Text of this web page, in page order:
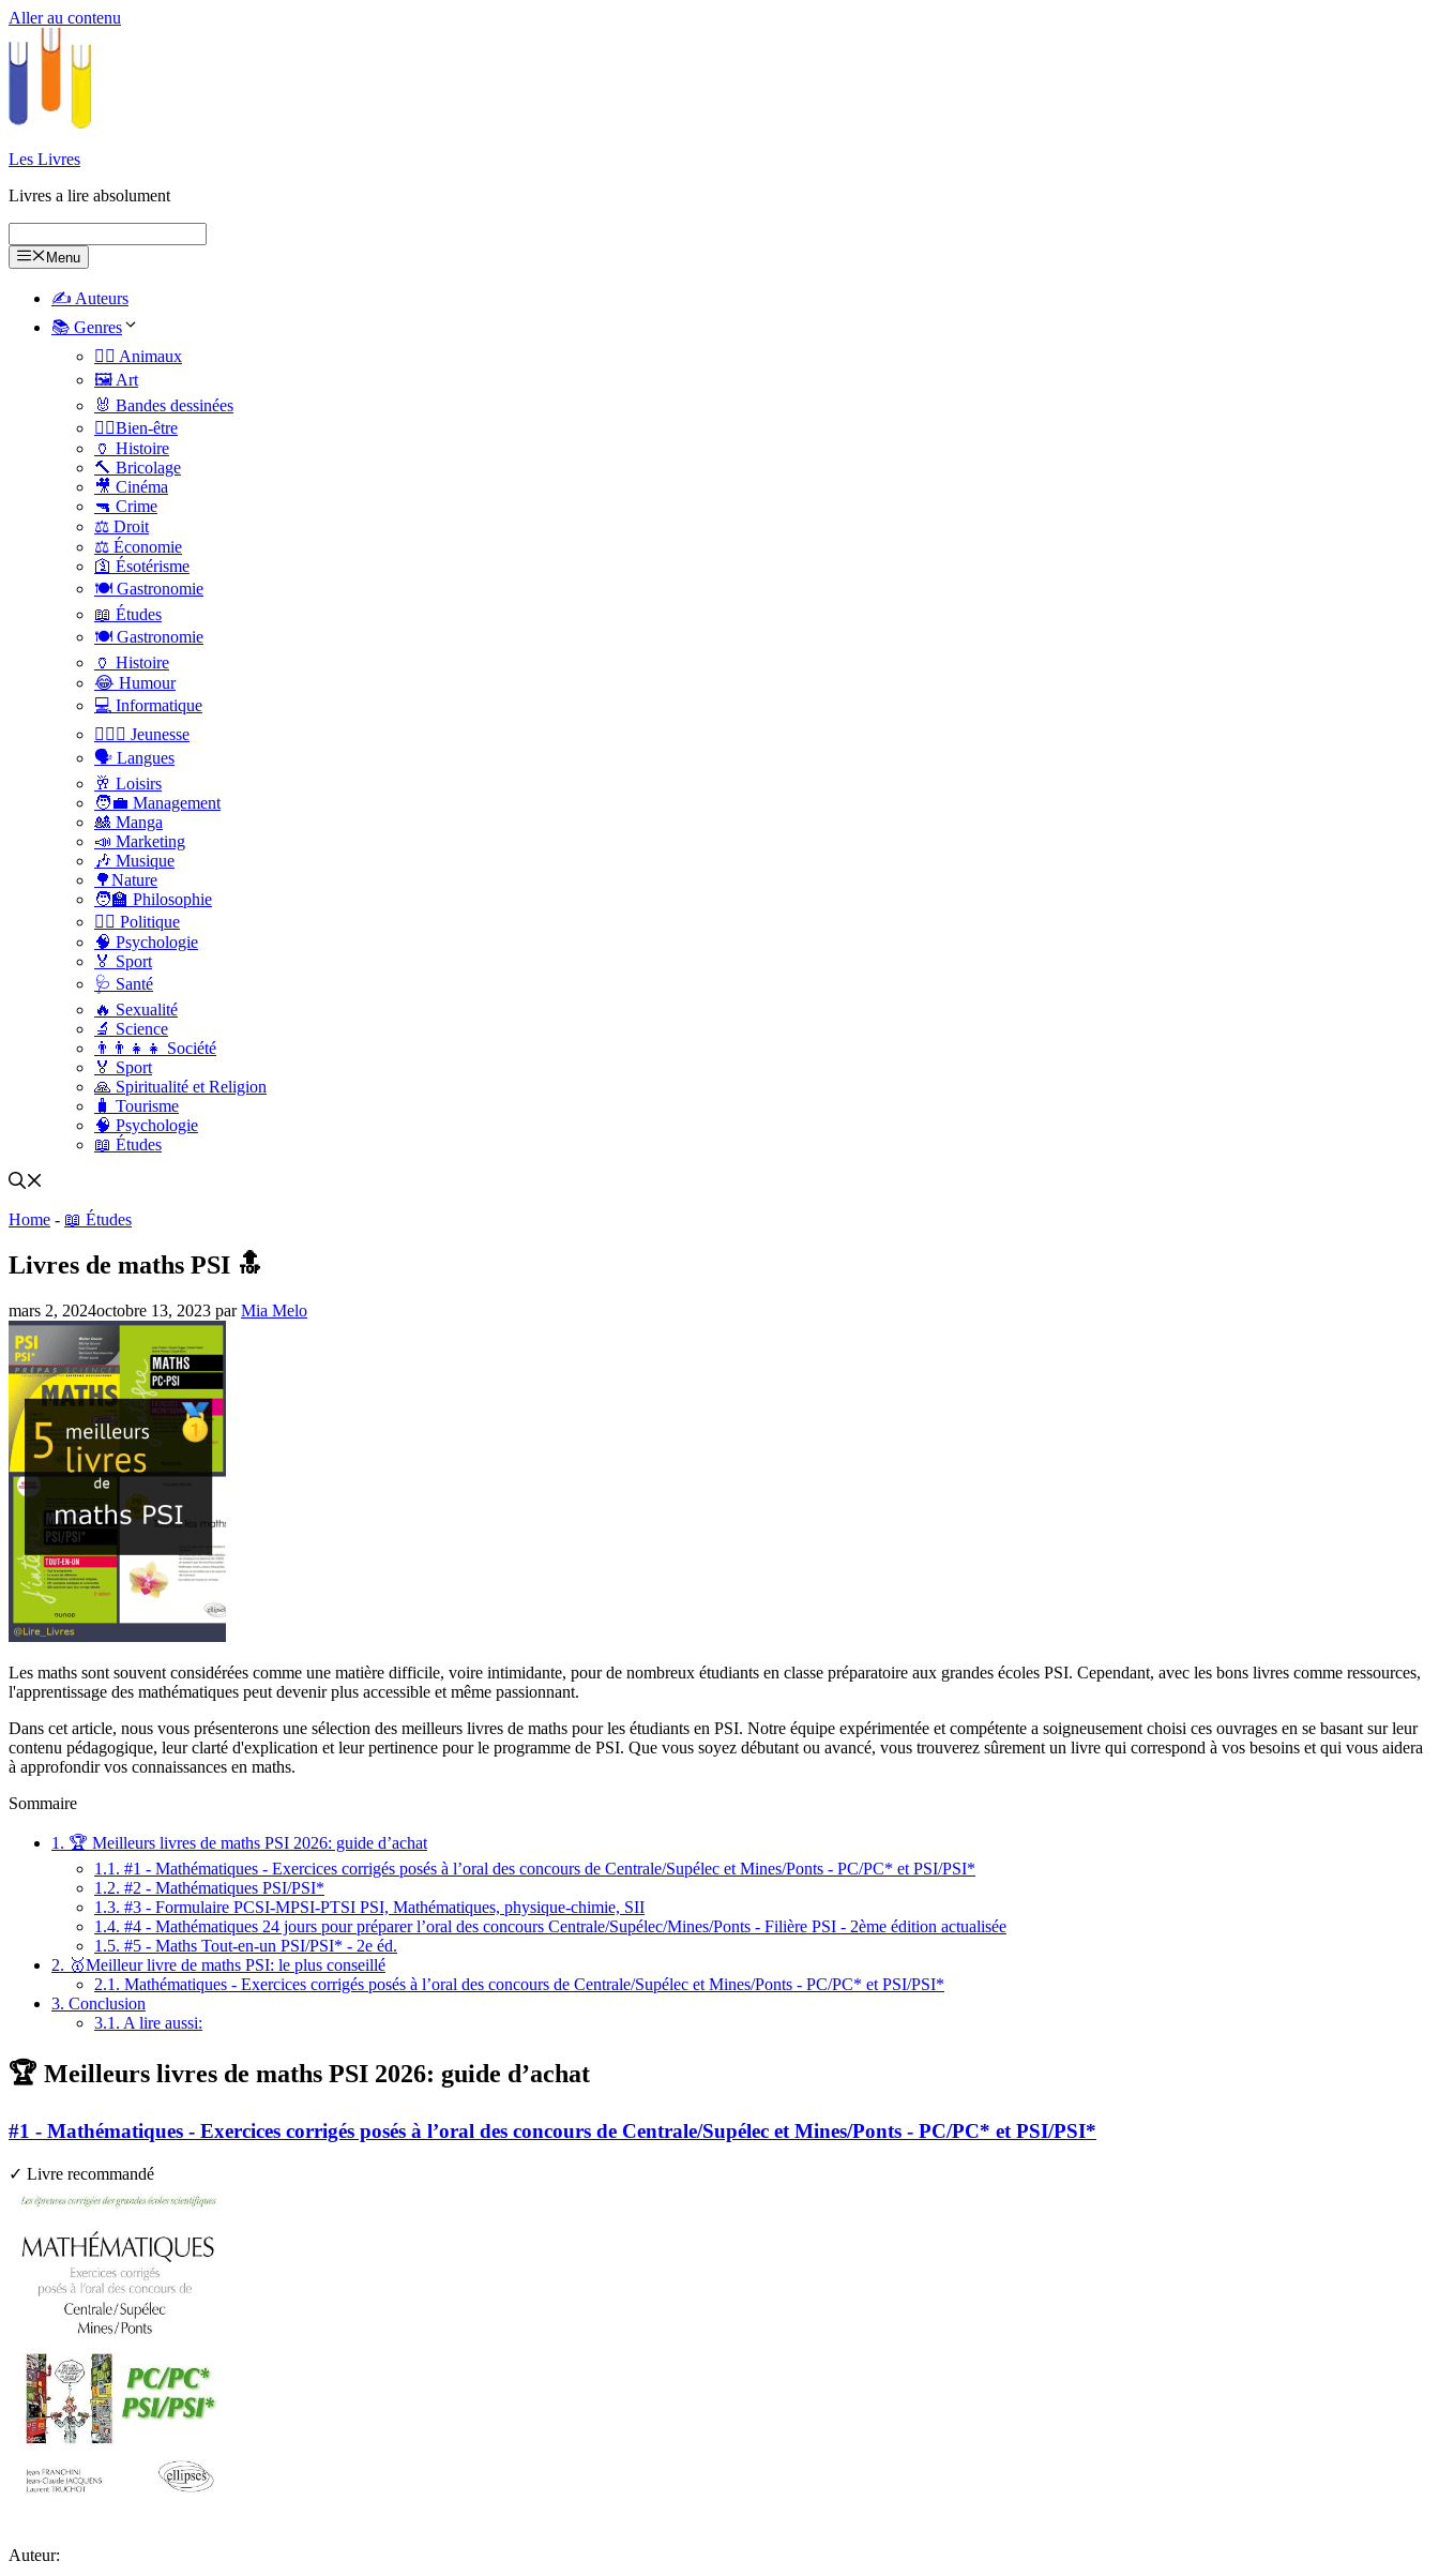
Aller au contenu
Les Livres
Livres a lire absolument
Menu
✍️ Auteurs
📚 Genres
🐕‍🦺 Animaux
🖼️ Art
🐰 Bandes dessinées
🧑‍⚕️Bien-être
🏺 Histoire
🔨 Bricolage
🎥 Cinéma
🔫 Crime
⚖️ Droit
⚖️ Économie
🛐 Ésotérisme
🍽️ Gastronomie
📖 Études
🍽️ Gastronomie
🏺 Histoire
😂 Humour
💻 Informatique
🤸🏽‍♀️ Jeunesse
🗣 Langues
🥂 Loisirs
🧑‍💼 Management
🎎 Manga
📣 Marketing
🎶 Musique
🌳Nature
🧑‍🏫 Philosophie
👨‍⚖️ Politique
🧠 Psychologie
🏅 Sport
🩺 Santé
🔥 Sexualité
🔬 Science
👨‍👨‍👧‍👧 Société
🏅 Sport
🙏 Spiritualité et Religion
🧳 Tourisme
🧠 Psychologie
📖 Études
Home - 📖 Études
Livres de maths PSI 🔝
mars 2, 2024octobre 13, 2023 parMia Melo
Les maths sont souvent considérées comme une matière difficile, voire intimidante, pour de nombreux étudiants en classe préparatoire aux grandes écoles PSI. Cependant, avec les bons livres comme ressources,
l'apprentissage des mathématiques peut devenir plus accessible et même passionnant.
Dans cet article, nous vous présenterons une sélection des meilleurs livres de maths pour les étudiants en PSI. Notre équipe expérimentée et compétente a soigneusement choisi ces ouvrages en se basant sur leur
contenu pédagogique, leur clarté d'explication et leur pertinence pour le programme de PSI. Que vous soyez débutant ou avancé, vous trouverez sûrement un livre qui correspond à vos besoins et qui vous aidera
à approfondir vos connaissances en maths.
Sommaire
1. 🏆 Meilleurs livres de maths PSI 2026: guide d’achat
1.1. #1 - Mathématiques - Exercices corrigés posés à l’oral des concours de Centrale/Supélec et Mines/Ponts - PC/PC* et PSI/PSI*
1.2. #2 - Mathématiques PSI/PSI*
1.3. #3 - Formulaire PCSI-MPSI-PTSI PSI, Mathématiques, physique-chimie, SII
1.4. #4 - Mathématiques 24 jours pour préparer l’oral des concours Centrale/Supélec/Mines/Ponts - Filière PSI - 2ème édition actualisée
1.5. #5 - Maths Tout-en-un PSI/PSI* - 2e éd.
2. 🥇Meilleur livre de maths PSI: le plus conseillé
2.1. Mathématiques - Exercices corrigés posés à l’oral des concours de Centrale/Supélec et Mines/Ponts - PC/PC* et PSI/PSI*
3. Conclusion
3.1. A lire aussi:
🏆 Meilleurs livres de maths PSI 2026: guide d’achat
#1 - Mathématiques - Exercices corrigés posés à l’oral des concours de Centrale/Supélec et Mines/Ponts - PC/PC* et PSI/PSI*
✓ Livre recommandé
Auteur: